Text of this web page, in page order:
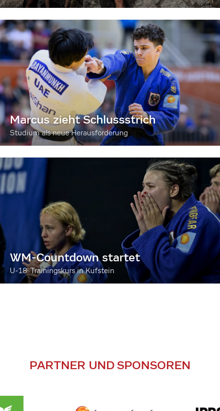
Marcus zieht Schlussstrich
Studium als neue Herausforderung
WM-Countdown startet
U-18: Trainingskurs in Kufstein
PARTNER UND SPONSOREN